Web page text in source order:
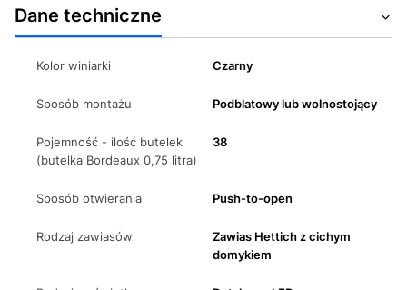
Dane techniczne
Kolor winiarki Czarny
Sposób montażu Podblatowy lub wolnostojący
Pojemność - ilość butelek
(butelka Bordeaux 0,75 litra)
38
Sposób otwierania Push-to-open
Rodzaj zawiasów
Zawias Hettich z cichym
domykiem